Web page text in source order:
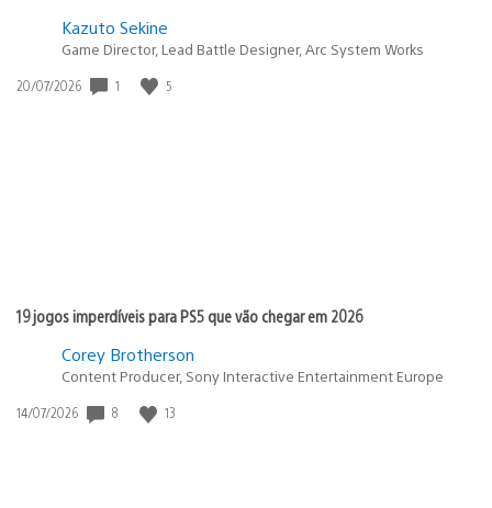
Kazuto Sekine
Game Director, Lead Battle Designer, Arc System Works
Data
20/07/2026 1 5
19 jogos imperdíveis para PS5 que vão chegar em 2026
Corey Brotherson
Content Producer, Sony Interactive Entertainment Europe
Data
14/07/2026 8 13